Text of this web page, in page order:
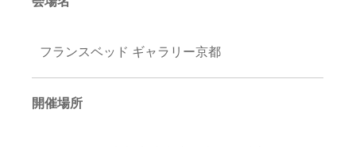
フランスベッド ギャラリー京都
開催場所